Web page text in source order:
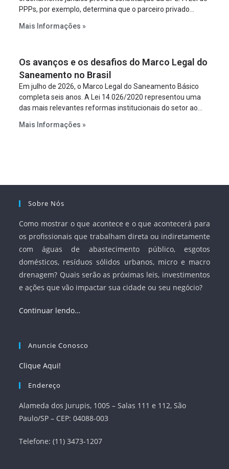
PPPs, por exemplo, determina que o parceiro privado
empreendimento. Ou seja, a suposta “fraude à licitação” é
projeto a projeto.
Mais Informações »
Os avanços e os desafios do Marco Legal do
Saneamento no Brasil
Em julho de 2026, o Marco Legal do Saneamento Básico
completa seis anos. A Lei 14.026/2020 representou uma
das mais relevantes reformas institucionais do setor ao
serviços, ampliar a participação da iniciativa privada,
Mais Informações »
Sobre Nós
Como mostrar o que acontece e o que acontecerá para
os profissionais que trabalham direta ou indiretamente
com águas de abastecimento público, esgotos
domésticos, resíduos sólidos urbanos, micro e macro
drenagem? Quais serão as próximas leis, investimentos
e ações que vão impactar sua cidade ou seu negócio?
Continuar lendo…
Anuncie Conosco
Clique Aqui!
Endereço
Alameda dos Jurupis, 1005 – Salas 111 e 112, São
Paulo/SP – CEP: 04088-003
Telefone: (11) 3473-1207